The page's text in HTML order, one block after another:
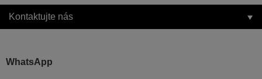
Kontaktujte nás
WhatsApp